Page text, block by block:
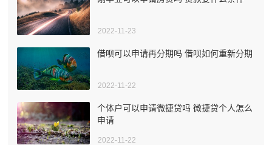
2022-11-23
借呗可以申请再分期吗 借呗如何重新分期
2022-11-22
个体户可以申请微捷贷吗 微捷贷个人怎么
申请
2022-11-22